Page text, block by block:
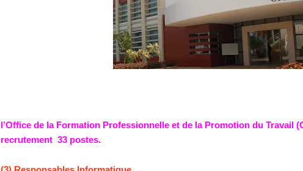
l’Office de la Formation Professionnelle et de la Promotion du Travail
recrutement 33 postes.